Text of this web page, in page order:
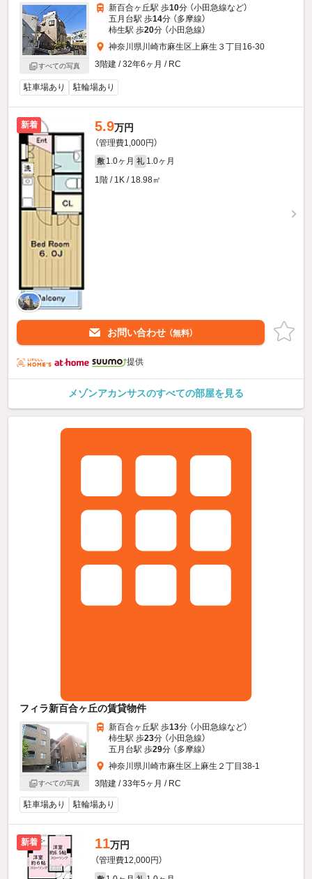
すべての写真
新百合ヶ丘駅 歩10分 （小田急線など）
五月台駅 歩14分 （多摩線）
柿生駅 歩20分 （小田急線）
神奈川県川崎市麻生区上麻生３丁目16-30
3階建 / 32年6ヶ月 / RC
駐車場あり 駐輪場あり
新着 5.9万円
（管理費1,000円）
敷 1.0ヶ月 礼 1.0ヶ月
1階 / 1K / 18.98㎡
お問い合わせ （無料）
提供
メゾンアカンサスのすべての部屋を見る
フィラ新百合ヶ丘の賃貸物件
すべての写真
新百合ヶ丘駅 歩13分 （小田急線など）
柿生駅 歩23分 （小田急線）
五月台駅 歩29分 （多摩線）
神奈川県川崎市麻生区上麻生２丁目38-1
3階建 / 33年5ヶ月 / RC
駐車場あり 駐輪場あり
新着 11万円
（管理費12,000円）